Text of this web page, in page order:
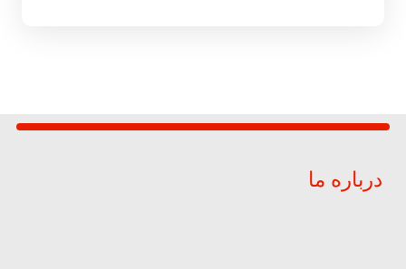
درباره ما